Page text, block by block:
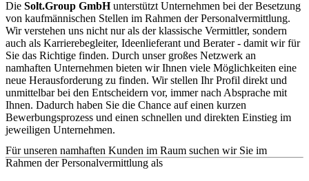
Die Solt.Group GmbHunterstützt Unternehmen bei der Besetzung
von kaufmännischen Stellen im Rahmen der Personalvermittlung.
Wir verstehen uns nicht nur als der klassische Vermittler, sondern
auch als Karrierebegleiter, Ideenlieferant und Berater - damit wir für
Sie das Richtige finden. Durch unser großes Netzwerk an
namhaften Unternehmen bieten wir Ihnen viele Möglichkeiten eine
neue Herausforderung zu finden. Wir stellen Ihr Profil direkt und
unmittelbar bei den Entscheidern vor, immer nach Absprache mit
Ihnen. Dadurch haben Sie die Chance auf einen kurzen
Bewerbungsprozess und einen schnellen und direkten Einstieg im
jeweiligen Unternehmen.
Für unseren namhaften Kunden im Raum suchen wir Sie im
Rahmen der Personalvermittlung als